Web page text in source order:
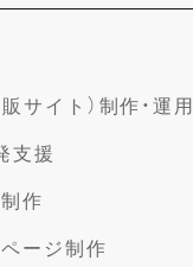
サイト）制作・運用
支援
作
ージ制作